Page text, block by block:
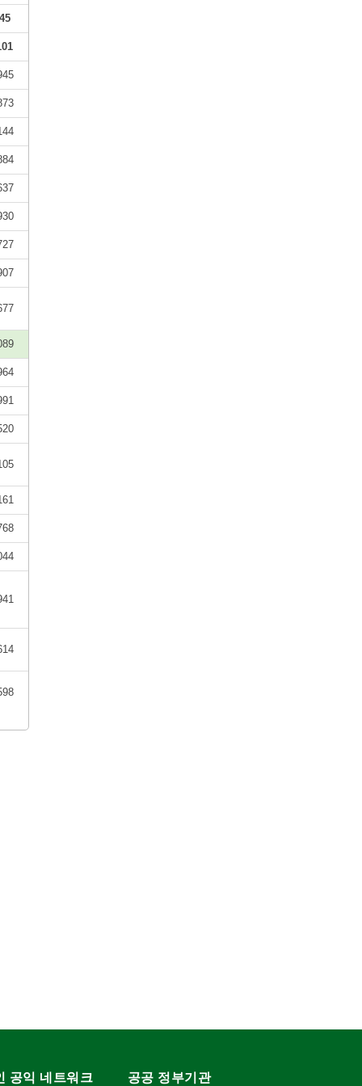
공익 네트워크 공공 정부기관